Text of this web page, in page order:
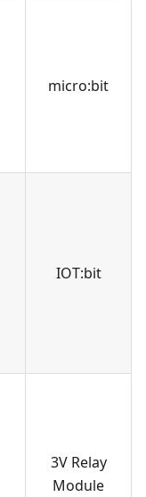
micro:bit
IOT:bit
3V Relay
Module